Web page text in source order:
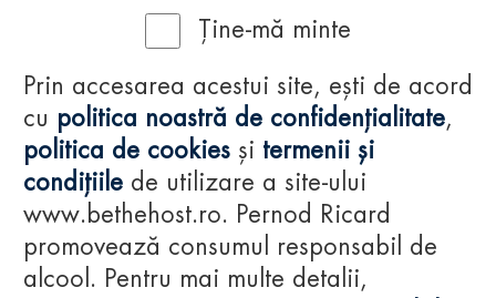
Ține-mă minte
Prin accesarea acestui site, ești de acord
cu politica noastră de confidențialitate,
politica de cookies și termenii și
condițiile de utilizare a site-ului
www.bethehost.ro. Pernod Ricard
promovează consumul responsabil de
alcool. Pentru mai multe detalii,